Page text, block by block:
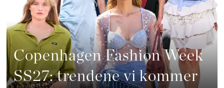
Copenhagen Fashion Week
SS27: trendene vi kommer